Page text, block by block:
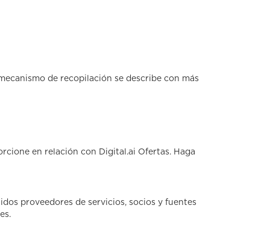
de recopilación se describe con más
en relación con Digital.ai Ofertas. Haga
proveedores de servicios, socios y fuentes